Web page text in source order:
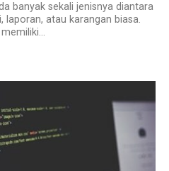
banyak sekali jenisnya diantara
laporan, atau karangan biasa.